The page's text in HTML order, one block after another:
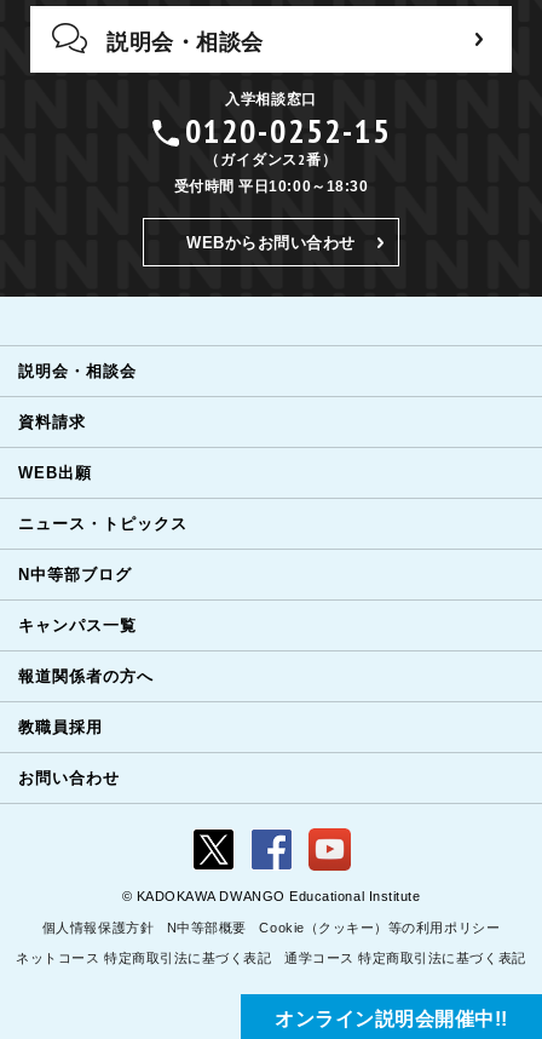
説明会・相談会
入学相談窓口
0120-0252-15
（ガイダンス2番）
受付時間 平日10:00～18:30
WEBからお問い合わせ
説明会・相談会
資料請求
WEB出願
ニュース・トピックス
N中等部ブログ
キャンパス一覧
報道関係者の方へ
教職員採用
お問い合わせ
© KADOKAWA DWANGO Educational Institute
個人情報保護方針 N中等部概要 Cookie（クッキー）等の利用ポリシー
ネットコース 特定商取引法に基づく表記 通学コース 特定商取引法に基づく表記
オンライン説明会開催中!!